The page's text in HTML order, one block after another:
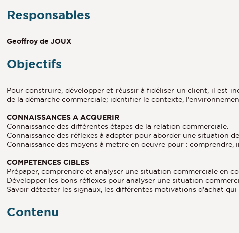
Responsables
Geoffroy de JOUX
Objectifs
Pour construire, développer et réussir à fidéliser un client, il est
de la démarche commerciale; identifier le contexte,
CONNAISSANCES A ACQUERIR
Connaissance des différentes étapes de la relation commerciale.
Connaissance des réflexes à adopter pour aborder une situation
Connaissance des moyens à mettre en oeuvre pour :
COMPETENCES CIBLES
Prépaper, comprendre et analyser une situation commerciale en
Développer les bons réflexes pour analyser une situation
Savoir détecter les signaux, les différentes motivations d'achat qui
Contenu